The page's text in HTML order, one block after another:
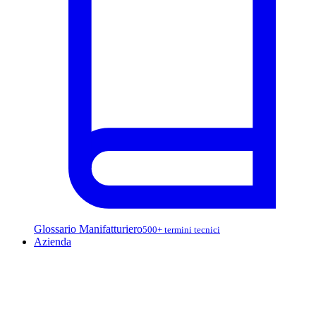
Glossario Manifatturiero500+ termini tecnici
Azienda